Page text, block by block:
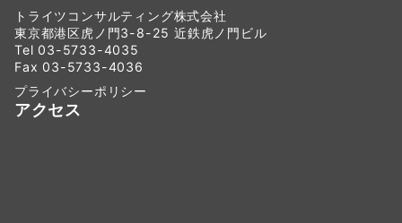
トライツコンサルティング株式会社
東京都港区虎ノ門3-8-25 近鉄虎ノ門ビル
Tel 03-5733-4035
Fax 03-5733-4036
プライバシーポリシー
アクセス